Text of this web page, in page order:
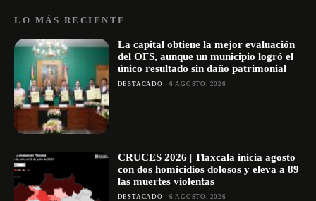
LO MÁS RECIENTE
La capital obtiene la mejor evaluación
del OFS, aunque un municipio logró el
único resultado sin daño patrimonial
DESTACADO 6 AGOSTO, 2026
CRUCES 2026 | Tlaxcala inicia agosto
con dos homicidios dolosos y eleva a 89
las muertes violentas
DESTACADO 6 AGOSTO, 2026